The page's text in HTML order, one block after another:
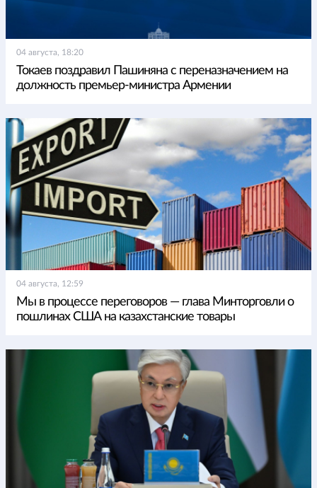
04 августа, 18:20
Токаев поздравил Пашиняна с переназначением на
должность премьер-министра Армении
04 августа, 12:59
Мы в процессе переговоров — глава Минторговли о
пошлинах США на казахстанские товары